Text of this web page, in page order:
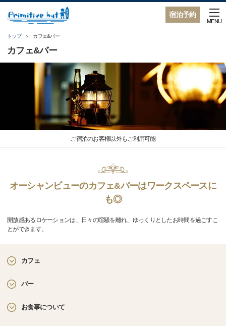
宿泊予約
MENU
トップ カフェ&バー
カフェ&バー
ご宿泊のお客様以外もご利用可能
オーシャンビューのカフェ&バーはワークスペースに
も◎
開放感あるロケーションは、日々の喧騒を離れ、ゆっくりとしたお時間を過ごすこ
とができます。
カフェ
バー
お食事について